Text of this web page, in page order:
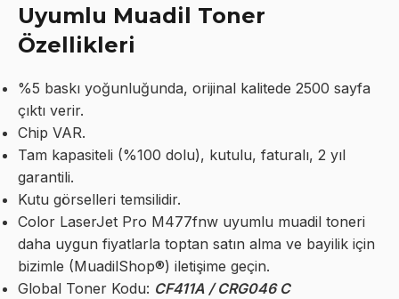
Uyumlu Muadil Toner
Özellikleri
%5 baskı yoğunluğunda, orijinal kalitede 2500 sayfa
çıktı verir.
Chip VAR.
Tam kapasiteli (%100 dolu), kutulu, faturalı, 2 yıl
garantili.
Kutu görselleri temsilidir.
Color LaserJet Pro M477fnw uyumlu muadil toneri
daha uygun fiyatlarla toptan satın alma ve bayilik için
bizimle (MuadilShop®) iletişime geçin.
Global Toner Kodu: CF411A / CRG046 C